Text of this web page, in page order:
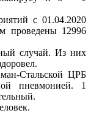
с 01.04.2020
проведены 12996
случай. Из них
Стальской ЦРБ
пневмонией. 1